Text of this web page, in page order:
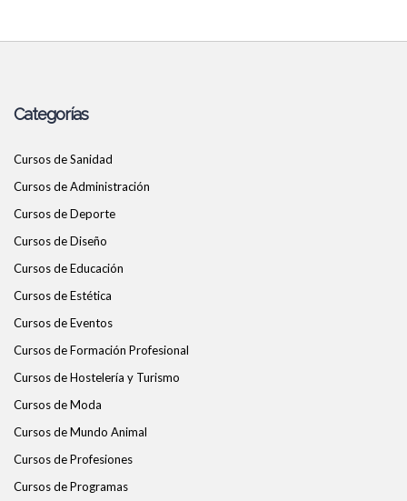
Categorías
Cursos de Sanidad
Cursos de Administración
Cursos de Deporte
Cursos de Diseño
Cursos de Educación
Cursos de Estética
Cursos de Eventos
Cursos de Formación Profesional
Cursos de Hostelería y Turismo
Cursos de Moda
Cursos de Mundo Animal
Cursos de Profesiones
Cursos de Programas